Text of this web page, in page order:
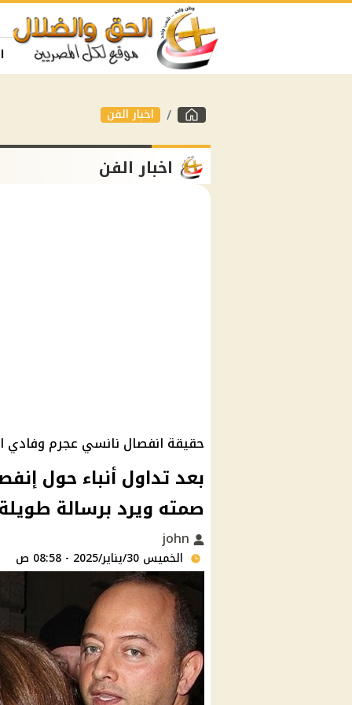
اخبار الفن
اخبار الفن
حقيقة انفصال نانسي عجرم وفادي
بعد تداول أنباء حول
صمته ويرد برسالة
الخميس 30/يناير/2025 - 08:58 ص